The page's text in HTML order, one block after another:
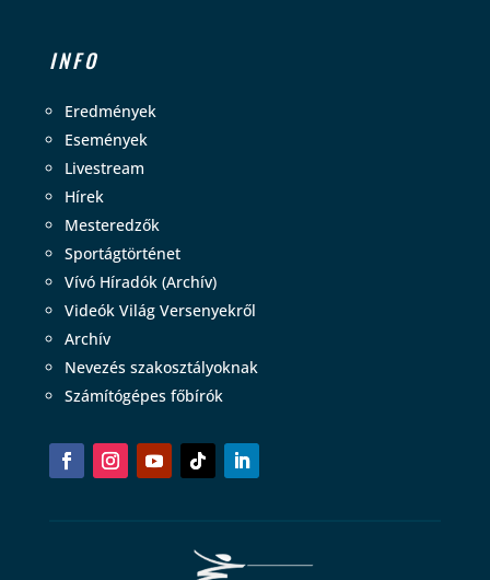
INFO
Eredmények
Események
Livestream
Hírek
Mesteredzők
Sportágtörténet
Vívó Híradók (Archív)
Videók Világ Versenyekről
Archív
Nevezés szakosztályoknak
Számítógépes főbírók